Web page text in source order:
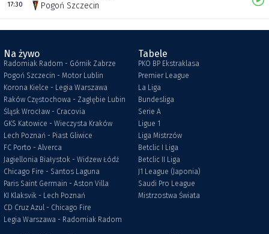
17:30
Pogoń Szczecin
Na żywo
Radomiak Radom - Górnik Zabrze
Pogoń Szczecin - Motor Lublin
Korona Kielce - Legia Warszawa
Raków Częstochowa - Zagłębie Lubin
Śląsk Wrocław - Cracovia
GKS Katowice - Wieczysta Kraków
Lech Poznań - Piast Gliwice
FC Porto - Alverca
Jagiellonia Białystok - Widzew Łódź
Chicago Fire - Santos Laguna
Paris Saint Germain - Aston Villa
KI Klaksvik - Lech Poznań
CD Cruz Azul - Chicago Fire
Legia Warszawa - Radomiak Radom
Tabele
PKO BP Ekstraklasa
Premier League
La Liga
Bundesliga
Serie A
Ligue 1
Liga Mistrzów
Betclic I Liga
Betclic II Liga
J1 League (Japonia)
Saudi Pro League
Mistrzostwa Świata